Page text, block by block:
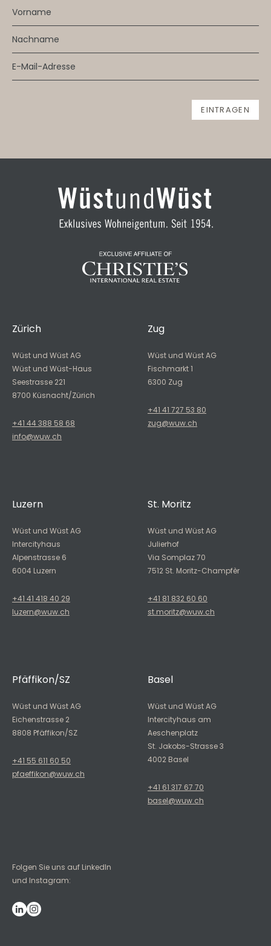
Zürich
Wüst und Wüst AG
Wüst und Wüst-Haus
Seestrasse 221
8700 Küsnacht/Zürich
+41 44 388 58 68
info@wuw.ch
Zug
Wüst und Wüst AG
Fischmarkt 1
6300 Zug
+41 41 727 53 80
zug@wuw.ch
Luzern
Wüst und Wüst AG
Intercityhaus
Alpenstrasse 6
6004 Luzern
+41 41 418 40 29
luzern@wuw.ch
St. Moritz
Wüst und Wüst AG
Julierhof
Via Somplaz 70
7512 St. Moritz-Champfèr
+41 81 832 60 60
st.moritz@wuw.ch
Pfäffikon/SZ
Wüst und Wüst AG
Eichenstrasse 2
8808 Pfäffikon/SZ
+41 55 611 60 50
pfaeffikon@wuw.ch
Basel
Wüst und Wüst AG
Intercityhaus am
Aeschenplatz
St. Jakobs-Strasse 3
4002 Basel
+41 61 317 67 70
basel@wuw.ch
Folgen Sie uns auf LinkedIn
und Instagram: